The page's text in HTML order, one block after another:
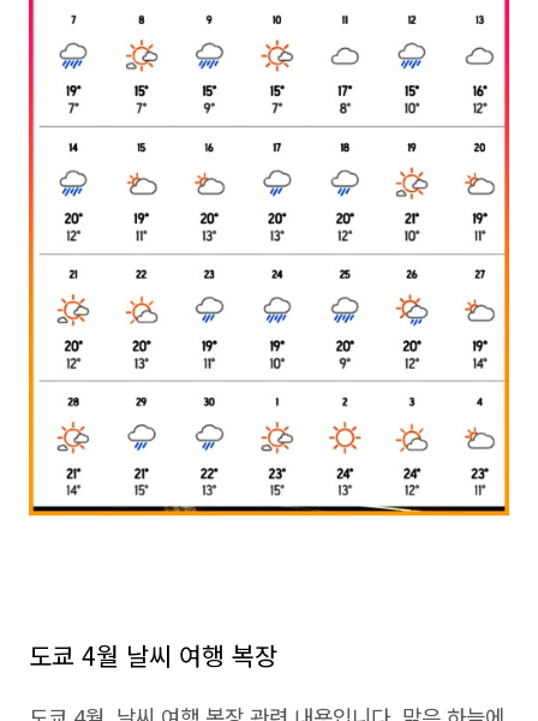
도쿄 4월 날씨 여행 복장